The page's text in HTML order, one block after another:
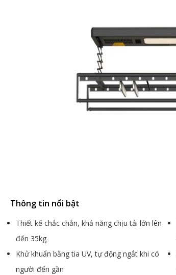
Thông tin nổi bật
Thiết kế chắc chắn, khả năng chịu tải lớn lên
đến 35kg
Khử khuẩn bằng tia UV, tự động ngắt khi có
người đến gần